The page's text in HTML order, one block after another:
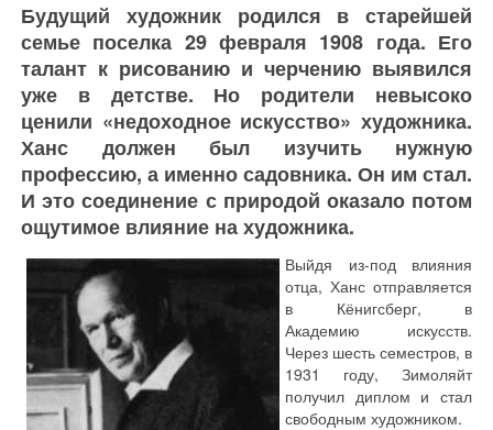
Будущий художник родился в старейшей
семье поселка 29 февраля 1908 года. Его
талант к рисованию и черчению выявился
уже в детстве. Но родители невысоко
ценили «недоходное искусство» художника.
Ханс должен был изучить нужную
профессию, а именно садовника. Он им стал.
И это соединение с природой оказало потом
ощутимое влияние на художника.
Выйдя из-под влияния
отца, Ханс отправляется
в Кёнигсберг, в
Академию искусств.
Через шесть семестров, в
1931 году, Зимоляйт
получил диплом и стал
свободным художником.